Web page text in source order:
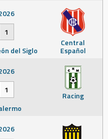
Central
Español
1
del Siglo
Racing
1